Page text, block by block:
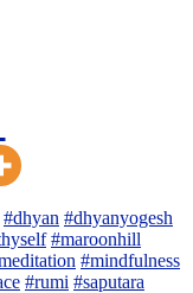
#dhyan #dhyanyogesh
#maroonhill
#mindfulness
#rumi #saputara